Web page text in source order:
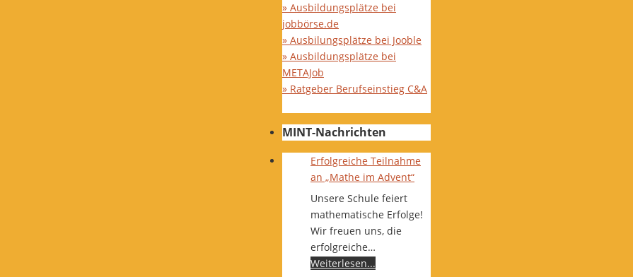
» Ausbildungsplätze bei
jobbörse.de
» Ausbilungsplätze bei Jooble
» Ausbildungsplätze bei
METAJob
» Ratgeber Berufseinstieg C&A
MINT-Nachrichten
Erfolgreiche Teilnahme
an „Mathe im Advent“
Unsere Schule feiert
mathematische Erfolge!
Wir freuen uns, die
erfolgreiche…
Weiterlesen...